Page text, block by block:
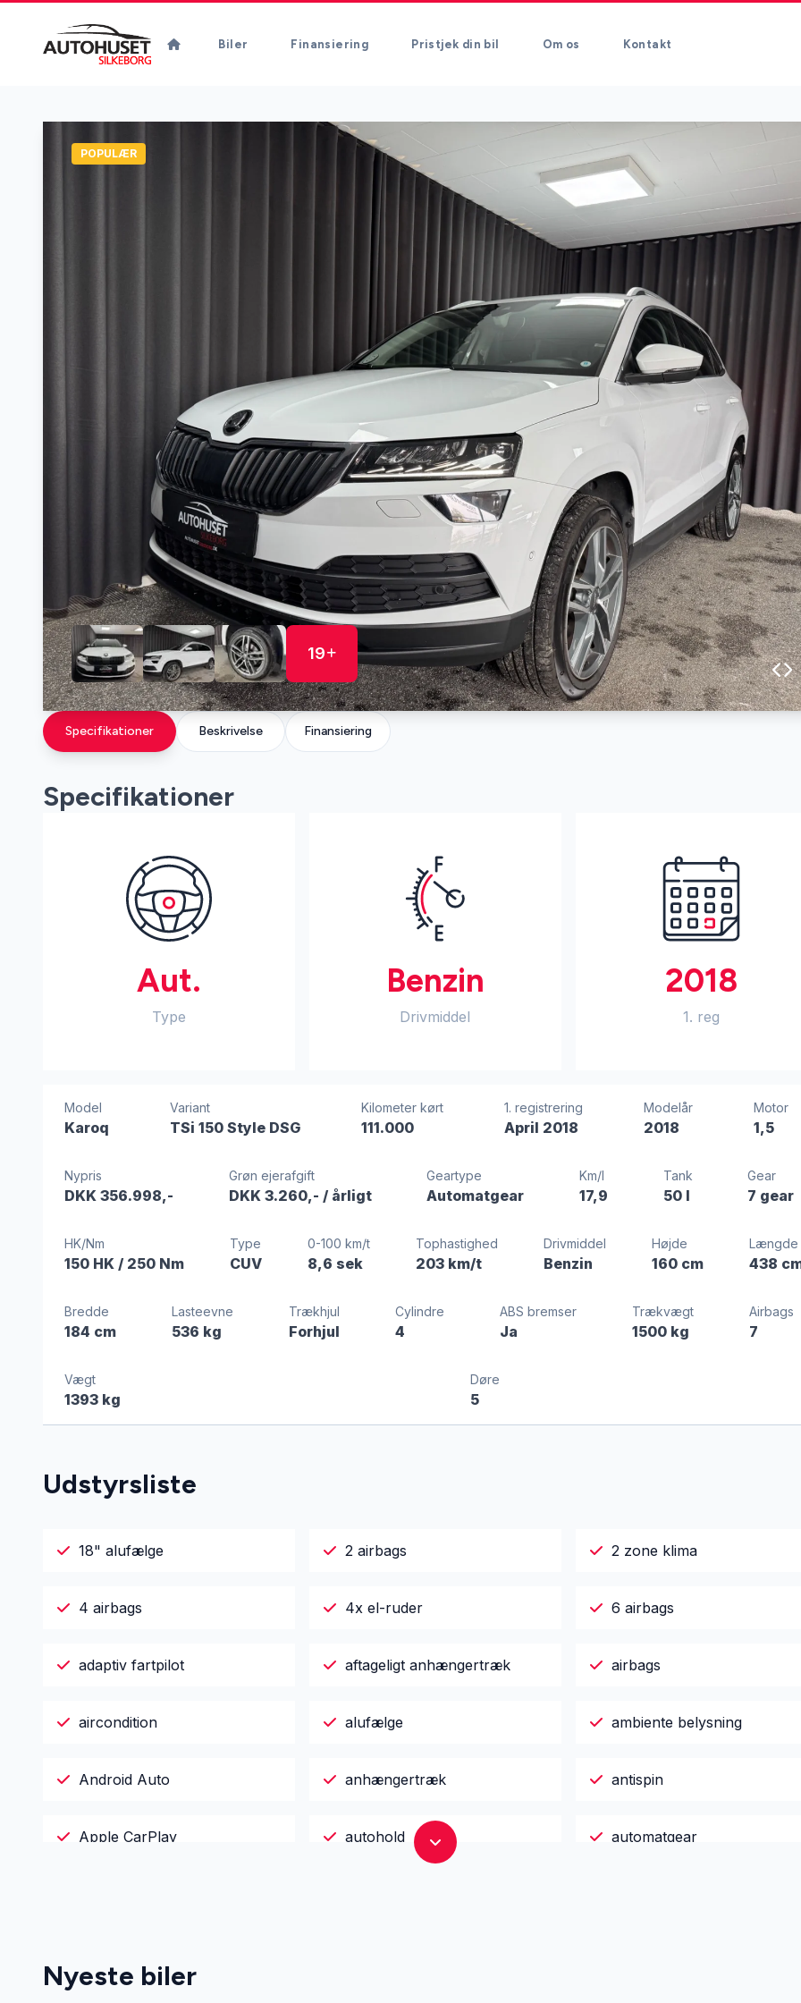
Biler Finansiering Pristjek din bil Om os Kontakt
POPULÆR
19
Specifikationer Beskrivelse Finansiering
Specifikationer
Aut.
Type
Benzin
Drivmiddel
2018
1. reg
Model
Karoq
Variant
TSi 150 Style DSG
Kilometer kørt
111.000
1. registrering
April 2018
Modelår
2018
Motor
1,5
Nypris
DKK 356.998,-
Grøn ejerafgift
DKK 3.260,- / årligt
Geartype
Automatgear
Km/l
17,9
Tank
50 l
Gear
7 gear
HK/Nm
150 HK / 250 Nm
Type
CUV
0-100 km/t
8,6 sek
Tophastighed
203 km/t
Drivmiddel
Benzin
Højde
160 cm
Længde
438
Bredde
184 cm
Lasteevne
536 kg
Trækhjul
Forhjul
Cylindre
4
ABS bremser
Ja
Trækvægt
1500 kg
Airbags
7
Vægt
1393 kg
Døre
5
Udstyrsliste
18" alufælge 2 airbags 2 zone klima
4 airbags 4x el-ruder 6 airbags
adaptiv fartpilot aftageligt anhængertræk airbags
aircondition alufælge ambiente belysning
Android Auto anhængertræk antispin
Apple CarPlay autohold automatgear
Automatisk start/stop
Nyeste biler